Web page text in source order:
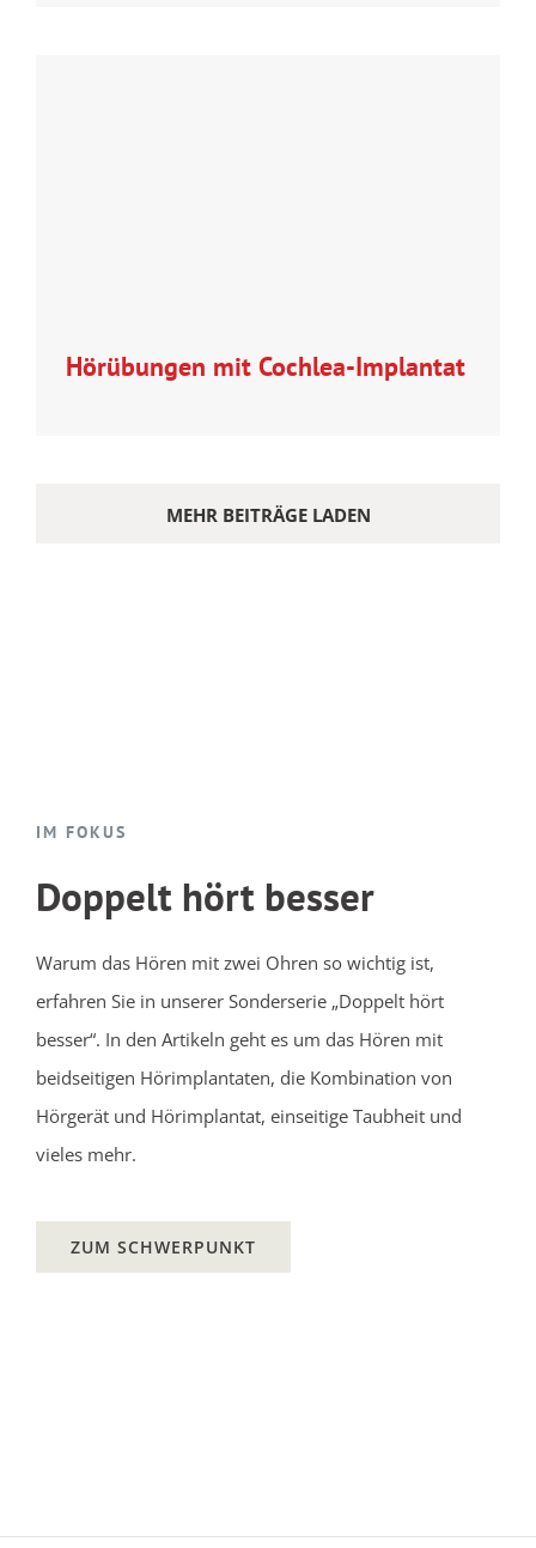
Hörübungen mit Cochlea-Implantat
MEHR BEITRÄGE LADEN
IM FOKUS
Doppelt hört besser
Warum das Hören mit zwei Ohren so wichtig ist,
erfahren Sie in unserer Sonderserie „Doppelt hört
besser“. In den Artikeln geht es um das Hören mit
beidseitigen Hörimplantaten, die Kombination von
Hörgerät und Hörimplantat, einseitige Taubheit und
vieles mehr.
ZUM SCHWERPUNKT